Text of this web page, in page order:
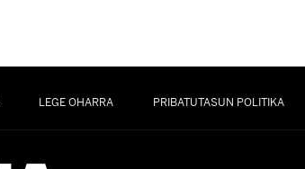
LEGE OHARRA PRIBATUTASUN POLITIKA